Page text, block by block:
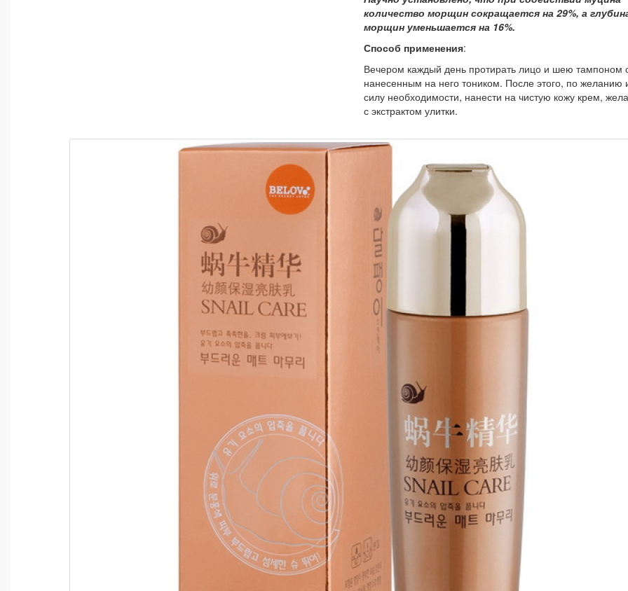
количество морщин сокращается на 29%, а
морщин уменьшается на 16%.
Способ применения:
Вечером каждый день протирать лицо и шею тампоном
нанесенным на него тоником. После этого, по желанию
силу необходимости, нанести на чистую кожу крем,
с экстрактом улитки.